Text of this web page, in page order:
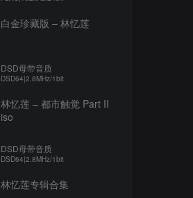
白金珍藏版 – 林忆莲
DSD母带音质
DSD64|2.8MHz/1bit
林忆莲 – 都市触觉 Part II
iso
DSD母带音质
DSD64|2.8MHz/1bit
林忆莲专辑合集